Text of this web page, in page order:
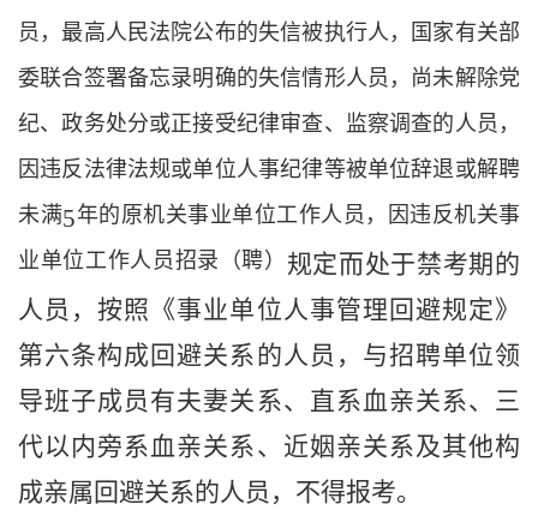
员，最高人民法院公布的失信被执行人，国家有关部
委联合签署备忘录明确的失信情形人员，尚未解除党
纪、政务处分或正接受纪律审查、监察调查的人员，
因违反法律法规或单位人事纪律等被单位辞退或解聘
未满5年的原机关事业单位工作人员，因违反机关事
业单位工作人员招录（聘） 规定而处于禁考期的
人员 ，按照《事业单位人事管理回避规定》
第六条构成回避关系的人员，与招聘单位领
导班子成员有夫妻关系、直系血亲关系、三
代以内旁系血亲关系、近姻亲关系及其他构
成亲属回避关系的人员， 不得报考。